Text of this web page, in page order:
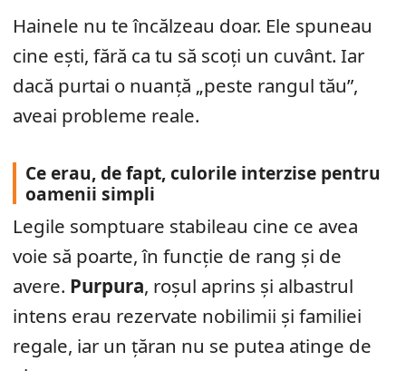
Hainele nu te încălzeau doar. Ele spuneau
cine ești, fără ca tu să scoți un cuvânt. Iar
dacă purtai o nuanță „peste rangul tău”,
aveai probleme reale.
Ce erau, de fapt, culorile interzise pentru
oamenii simpli
Legile somptuare stabileau cine ce avea
voie să poarte, în funcție de rang și de
avere. Purpura, roșul aprins și albastrul
intens erau rezervate nobilimii și familiei
regale, iar un țăran nu se putea atinge de